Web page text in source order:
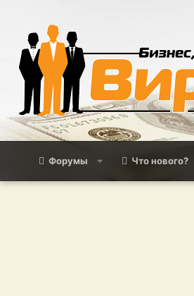
Форумы Что нового?